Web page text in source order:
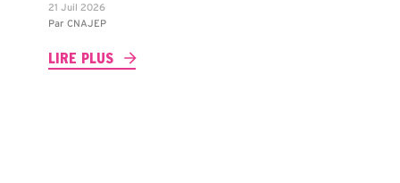
21 Juil 2026
Par CNAJEP
LIRE PLUS